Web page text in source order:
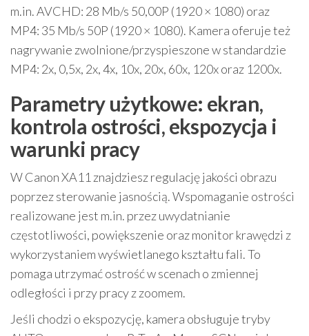
m.in. AVCHD: 28 Mb/s 50,00P (1920 × 1080) oraz
MP4: 35 Mb/s 50P (1920 × 1080). Kamera oferuje też
nagrywanie zwolnione/przyspieszone w standardzie
MP4: 2x, 0,5x, 2x, 4x, 10x, 20x, 60x, 120x oraz 1200x.
Parametry użytkowe: ekran,
kontrola ostrości, ekspozycja i
warunki pracy
W Canon XA11 znajdziesz regulację jakości obrazu
poprzez sterowanie jasnością. Wspomaganie ostrości
realizowane jest m.in. przez uwydatnianie
częstotliwości, powiększenie oraz monitor krawędzi z
wykorzystaniem wyświetlanego kształtu fali. To
pomaga utrzymać ostrość w scenach o zmiennej
odległości i przy pracy z zoomem.
Jeśli chodzi o ekspozycję, kamera obsługuje tryby